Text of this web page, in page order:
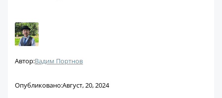
Автор:Вадим Портнов
Опубликовано:Август, 20, 2024